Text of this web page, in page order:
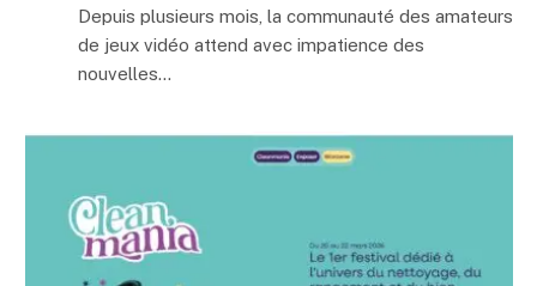
Depuis plusieurs mois, la communauté des amateurs
de jeux vidéo attend avec impatience des
nouvelles…